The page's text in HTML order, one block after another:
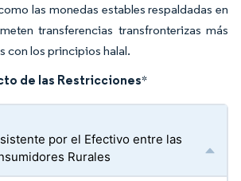
las monedas estables respaldadas en
transferencias transfronterizas más
con los principios halal.
de las Restricciones*
por el Efectivo entre las
Rurales